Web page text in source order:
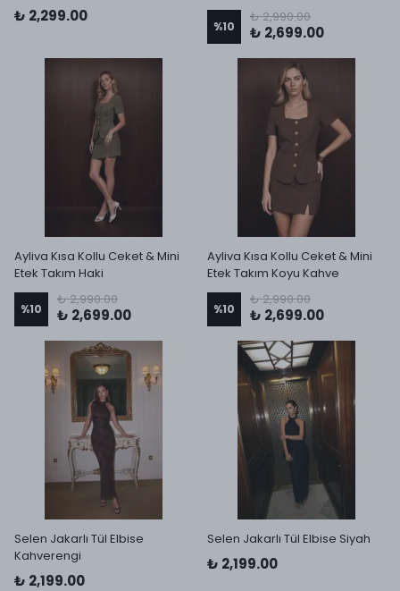
₺ 2,299.00
%10
₺ 2,990.00
₺ 2,699.00
Ayliva Kısa Kollu Ceket & Mini
Etek Takım Haki
%10
₺ 2,990.00
₺ 2,699.00
Ayliva Kısa Kollu Ceket & Mini
Etek Takım Koyu Kahve
%10
₺ 2,990.00
₺ 2,699.00
Selen Jakarlı Tül Elbise
Kahverengi
₺ 2,199.00
Selen Jakarlı Tül Elbise Siyah
₺ 2,199.00